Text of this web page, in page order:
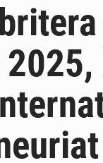
2026 Dr
2026 Ports
2026